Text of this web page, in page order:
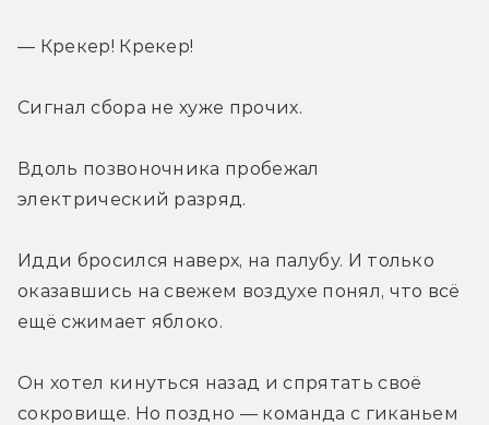
— Крекер! Крекер!
Сигнал сбора не хуже прочих.
Вдоль позвоночника пробежал
электрический разряд.
Идди бросился наверх, на палубу. И только
оказавшись на свежем воздухе понял, что всё
ещё сжимает яблоко.
Он хотел кинуться назад и спрятать своё
сокровище. Но поздно — команда с гиканьем